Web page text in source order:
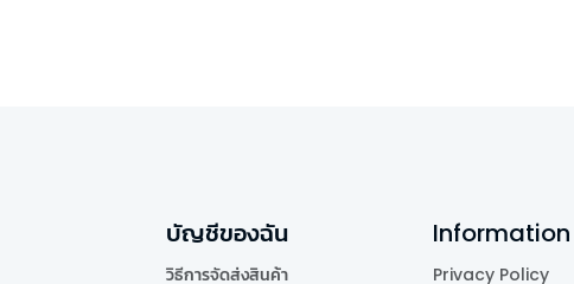
บัญชีของฉัน
วิธีการจัดส่งสินค้า
Information
Privacy Policy